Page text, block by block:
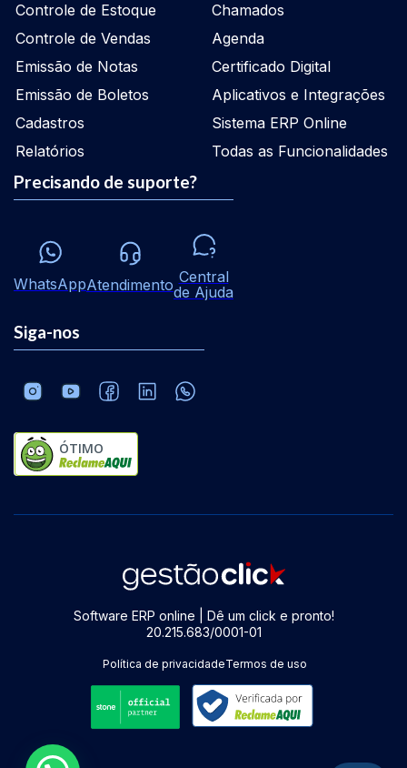
Controle de Estoque
Controle de Vendas
Emissão de Notas
Emissão de Boletos
Cadastros
Relatórios
Chamados
Agenda
Certificado Digital
Aplicativos e Integrações
Sistema ERP Online
Todas as Funcionalidades
Precisando de suporte?
WhatsAppAtendimento Central
de Ajuda
Siga-nos
ÓTIMO
Software ERP online | Dê um click e pronto!
20.215.683/0001-01
Política de privacidadeTermos de uso